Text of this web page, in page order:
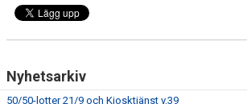
Nyhetsarkiv
50/50-lotter 21/9 och Kiosktjänst v.39